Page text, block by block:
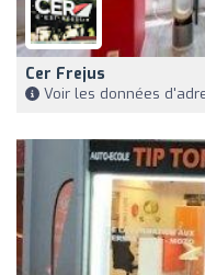
Cer Frejus
Voir les données